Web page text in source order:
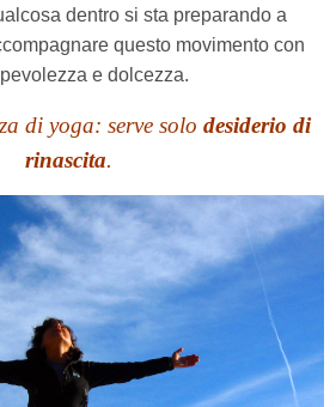
dentro si sta preparando a
questo movimento con
e dolcezza.
di yoga: serve solo desiderio di
rinascita.